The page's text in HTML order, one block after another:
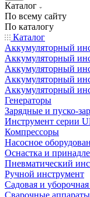
Каталог
По всему сайту
По каталогу
Каталог
Аккумуляторный
Аккумуляторный
Аккумуляторный
Аккумуляторный
Аккумуляторный
Генераторы
Зарядные и пуско-
Инструмент серии
Компрессоры
Насосное
Оснастка и
Пневматический
Ручной инструмент
Садовая и
Сварочные